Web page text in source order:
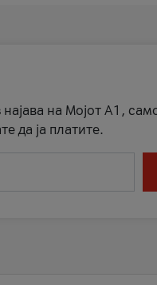
на Мојот А1,
да ја платите.